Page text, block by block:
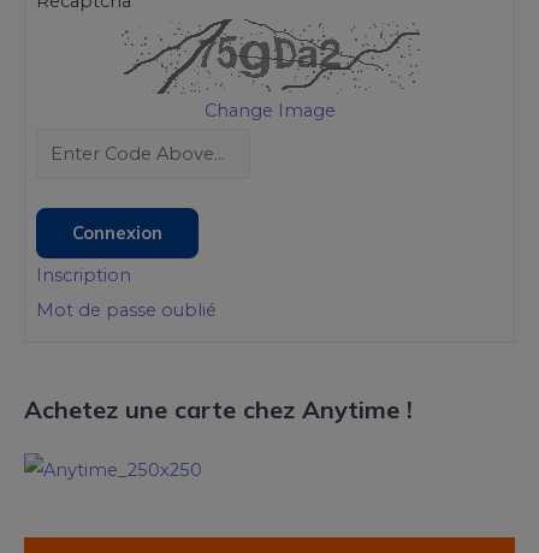
Change Image
Connexion
Inscription
Mot de passe oublié
Achetez une carte chez Anytime !